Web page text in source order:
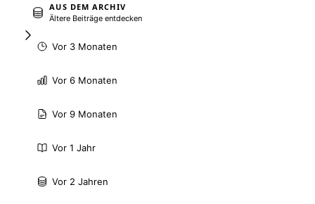
AUS DEM ARCHIV
Ältere Beiträge entdecken
Vor 3 Monaten
Vor 6 Monaten
Vor 9 Monaten
Vor 1 Jahr
Vor 2 Jahren